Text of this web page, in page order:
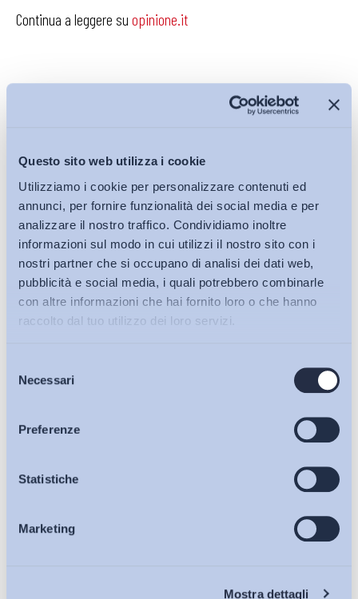
Questo sito web utilizza i cookie
Utilizziamo i cookie per personalizzare contenuti ed
annunci, per fornire funzionalità dei social media e per
analizzare il nostro traffico. Condividiamo inoltre
informazioni sul modo in cui utilizzi il nostro sito con i
nostri partner che si occupano di analisi dei dati web,
pubblicità e social media, i quali potrebbero combinarle
con altre informazioni che hai fornito loro o che hanno
raccolto dal tuo utilizzo dei loro servizi.
delNecessari
Preferenze
Statistiche
Marketing
Mostra dettagli
Bollettini ADAPT
Articoli
Osservatori
Eventi
Continua a leggere su opinione.it
Iscriviti alla Newsletter